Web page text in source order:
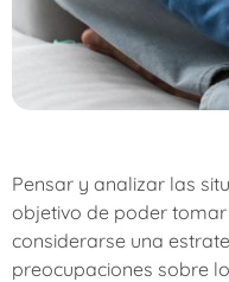
Pensar y analizar las
objetivo de poder
considerarse una
preocupaciones sobre